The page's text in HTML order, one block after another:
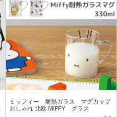
ミッフィー 耐熱ガラス マグカップ
おしゃれ 北欧 MIFFY グラス